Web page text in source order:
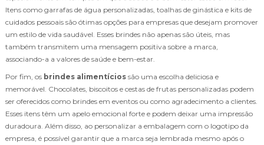
Itens como garrafas de água personalizadas, toalhas de ginástica e kits de
cuidados pessoais são ótimas opções para empresas que desejam promover
um estilo de vida saudável. Esses brindes não apenas são úteis, mas
também transmitem uma mensagem positiva sobre a marca,
associando-a a valores de saúde e bem-estar.
Por fim, os brindes alimentícios são uma escolha deliciosa e
memorável. Chocolates, biscoitos e cestas de frutas personalizadas podem
ser oferecidos como brindes em eventos ou como agradecimento a clientes.
Esses itens têm um apelo emocional forte e podem deixar uma impressão
duradoura. Além disso, ao personalizar a embalagem com o logotipo da
empresa, é possível garantir que a marca seja lembrada mesmo após o